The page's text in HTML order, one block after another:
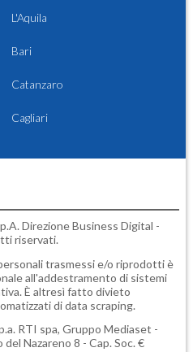
L'Aquila
Bari
Catanzaro
Cagliari
Direzione Business Digital -
riservati.
trasmessi e/o riprodotti è
all'addestramento di sistemi
È altresì fatto divieto
di data scraping.
RTI spa, Gruppo Mediaset -
Nazareno 8 - Cap. Soc. €